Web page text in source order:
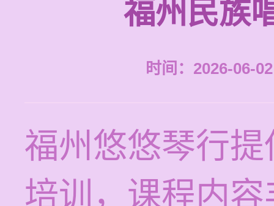
福州民族
时间：2026-06-
福州悠悠琴行
培训，课程内